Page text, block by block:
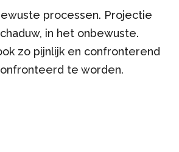
processen. Projectie
in het onbewuste.
zo pijnlijk en confronterend
te worden.